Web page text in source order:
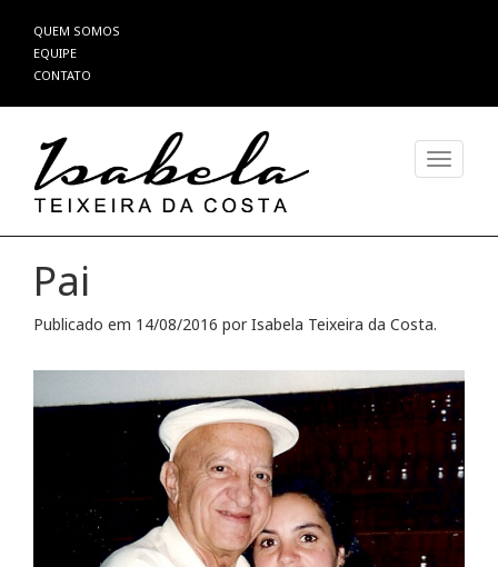
Pular
para
o
QUEM SOMOS
EQUIPE
CONTATO
Pai
Publicado em 14/08/2016 porIsabela Teixeira da Costa.